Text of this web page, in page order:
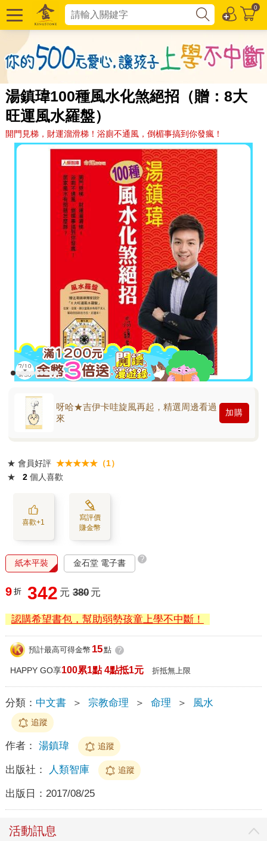
0
湯鎮瑋100種風水化煞絕招（贈：8大
旺運風水羅盤）
開門見梯，財運溜滑梯！浴廁不通風，倒楣事搞到你發瘋！
呀哈★吉伊卡哇旋風再起，精選周邊看過
來
加購
★ 會員好評 ★★★★★（1）
★
2 個人喜歡
喜歡+1
寫評價
賺金幣
紙本平裝 金石堂 電子書 ?
9 折 342 元 380 元
認購希望書包，幫助弱勢孩童上學不中斷！
預計最高可得金幣 15點 ?
HAPPY GO享100累1點 4點抵1元 折抵無上限
分類： 中文書 ＞ 宗教命理 ＞ 命理 ＞ 風水
追蹤
作者： 湯鎮瑋 追蹤
出版社： 人類智庫 追蹤
出版日： 2017/08/25
活動訊息